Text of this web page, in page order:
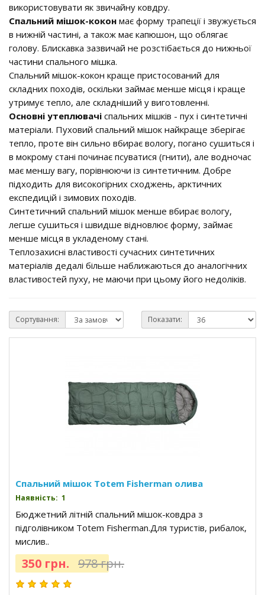
використовувати як звичайну ковдру.
Спальний мішок-кокон має форму трапеції і звужується
в нижній частині, а також має капюшон, що облягає
голову. Блискавка зазвичай не розстібається до нижньої
частини спального мішка.
Спальний мішок-кокон краще пристосований для
складних походів, оскільки займає менше місця і краще
утримує тепло, але складніший у виготовленні.
Основні утеплювачі спальних мішків - пух і синтетичні
матеріали. Пуховий спальний мішок найкраще зберігає
тепло, проте він сильно вбирає вологу, погано сушиться і
в мокрому стані починає псуватися (гнити), але водночас
має меншу вагу, порівнюючи із синтетичним. Добре
підходить для високогірних сходжень, арктичних
експедицій і зимових походів.
Синтетичний спальний мішок менше вбирає вологу,
легше сушиться і швидше відновлює форму, займає
менше місця в укладеному стані.
Теплозахисні властивості сучасних синтетичних
матеріалів дедалі більше наближаються до аналогічних
властивостей пуху, не маючи при цьому його недоліків.
Сортування: Показати:
Спальний мішок Totem Fisherman олива
Наявність: 1
Бюджетний літній спальний мішок-ковдра з
підголівником Totem Fisherman.Для туристів, рибалок,
мислив..
350 грн. 978 грн.